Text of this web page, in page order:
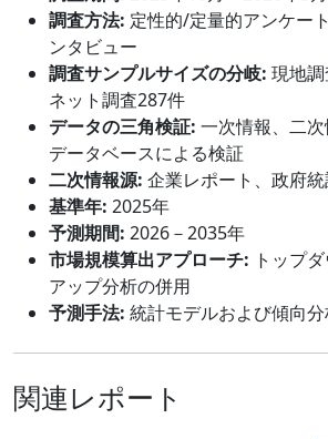
調査方法: 定性的/定量的アンケー
ンタビュー
調査サンプルサイズの分岐: 現地
ネット調査287件
データの三角検証: 一次情報、二
データベースによる検証
二次情報源: 企業レポート、政府
基準年: 2025年
予測期間: 2026－2035年
市場規模算出アプローチ: トップ
アップ分析の併用
予測手法: 統計モデルおよび傾向
関連レポート